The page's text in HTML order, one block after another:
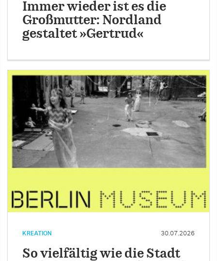
Immer wieder ist es die
Großmutter: Nordland
gestaltet »Gertrud«
KREATION 30.07.2026
So vielfältig wie die Stadt